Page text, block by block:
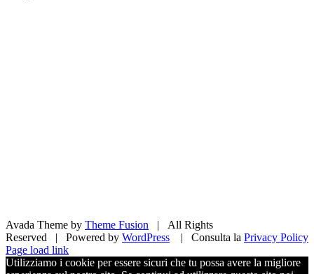
Avada Theme by Theme Fusion | All Rights
Reserved | Powered by WordPress | Consulta la Privacy Policy
Facebook
X
Pinterest
Instagram
Page load link
Utilizziamo i cookie per essere sicuri che tu possa avere la migliore